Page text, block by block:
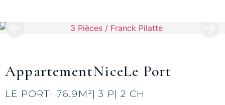
AppartementNiceLe Port
LE PORT| 76.9 M²| 3 P| 2 CH